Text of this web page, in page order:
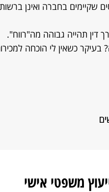
שקיימים בחברה ואינן
כשאין לי הוכחה
משפטי אישי